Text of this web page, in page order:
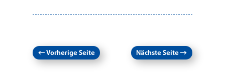
←Vorherige Seite Nächste Seite→